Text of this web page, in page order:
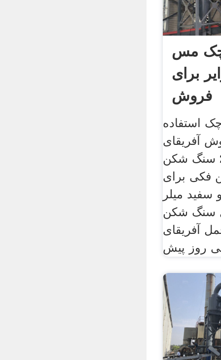
مس
برای
فروش
استفاده
آفریقای
جنوبی. 29 مه 2016 سنگ شکن
فکی برای
میلر
سنگ شکن
آفریقای